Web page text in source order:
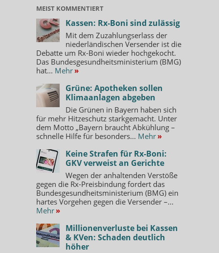
MEIST KOMMENTIERT
Kassen: Rx-Boni sind zulässig
Mit dem Zuzahlungserlass der
niederländischen Versender ist die
Debatte um Rx-Boni wieder hochgekocht.
Das Bundesgesundheitsministerium (BMG)
hat... Mehr »
Grüne: Apotheken sollen
Klimaanlagen abgeben
Die Grünen in Bayern haben sich
für mehr Hitzeschutz starkgemacht. Unter
dem Motto „Bayern braucht Abkühlung –
schnelle Hilfe für besonders... Mehr »
Keine Strafen für Rx-Boni:
GKV verweist an Gerichte
Wegen der anhaltenden Verstöße
gegen die Rx-Preisbindung fordert das
Bundesgesundheitsministerium (BMG) ein
hartes Vorgehen gegen die Versender –...
Mehr »
Millionenverluste bei Kassen
& KVen: Schaden deutlich
höher